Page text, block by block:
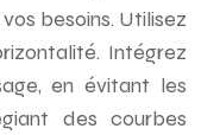
besoins. Utilisez
Intégrez
en évitant les
des courbes